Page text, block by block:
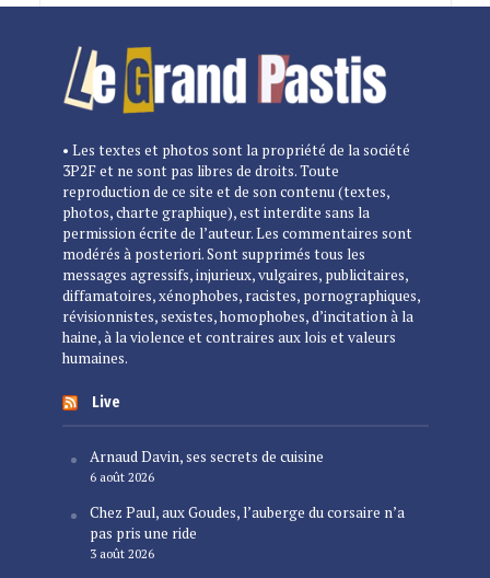
• Les textes et photos sont la propriété de la société
3P2F et ne sont pas libres de droits. Toute
reproduction de ce site et de son contenu (textes,
photos, charte graphique), est interdite sans la
permission écrite de l’auteur. Les commentaires sont
modérés à posteriori. Sont supprimés tous les
messages agressifs, injurieux, vulgaires, publicitaires,
diffamatoires, xénophobes, racistes, pornographiques,
révisionnistes, sexistes, homophobes, d’incitation à la
haine, à la violence et contraires aux lois et valeurs
humaines.
Live
Arnaud Davin, ses secrets de cuisine
6 août 2026
Chez Paul, aux Goudes, l’auberge du corsaire n’a
pas pris une ride
3 août 2026